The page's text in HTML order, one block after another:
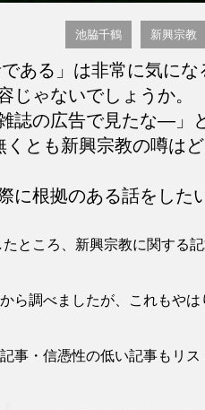
池脇千鶴 新興宗教
ある」は非常に気にな
じゃないでしょうか。
誌の広告で見たな―」
とも新興宗教の噂は
根拠のある話をした
ところ、新興宗教に関する
ら調べましたが、これもや
事・信憑性の低い記事もリス